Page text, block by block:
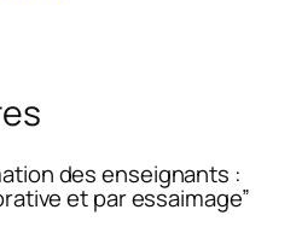
des enseignants :
et par essaimage”